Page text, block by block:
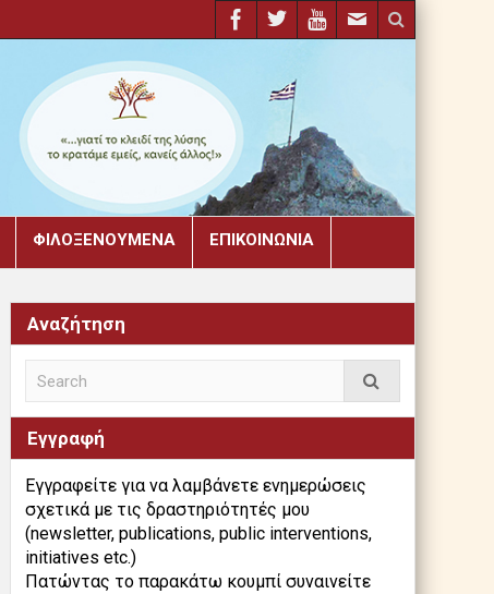
ΦΙΛΟΞΕΝΟΎΜΕΝΑ ΕΠΙΚΟΙΝΩΝΊΑ
Αναζήτηση
Εγγραφή
Εγγραφείτε για να λαμβάνετε ενημερώσεις
σχετικά με τις δραστηριότητές μου
(newsletter, publications, public interventions,
initiatives etc.)
Πατώντας το παρακάτω κουμπί συναινείτε